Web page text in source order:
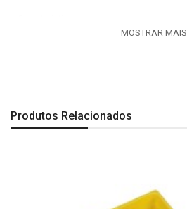
MOSTRAR MAIS
Produtos Relacionados